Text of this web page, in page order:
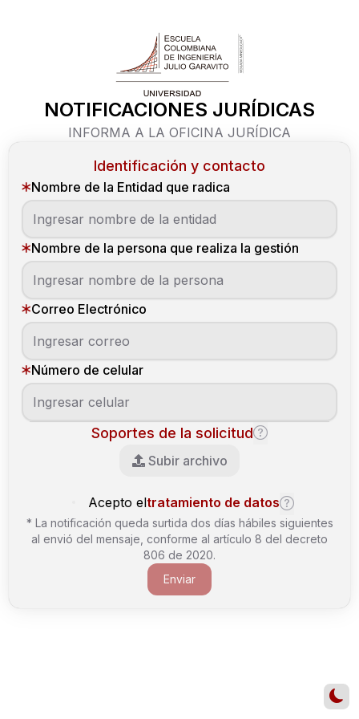
NOTIFICACIONES JURÍDICAS
INFORMA A LA OFICINA JURÍDICA
Identificación y contacto
Nombre de la Entidad que radica
Nombre de la persona que realiza la gestión
Correo Electrónico
Número de celular
Soportes de la solicitud
Subir archivo
Acepto eltratamiento de datos
* La notificación queda surtida dos días hábiles siguientes
al envió del mensaje, conforme al artículo 8 del decreto
806 de 2020.
Enviar